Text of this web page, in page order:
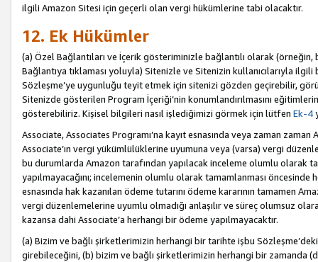
ilgili Amazon Sitesi için geçerli olan vergi hükümlerine tabi olacaktır.
12. Ek Hükümler
(a) Özel Bağlantıları ve İçerik gösteriminizle bağlantılı olarak
Bağlantıya tıklaması yoluyla) Sitenizle ve Sitenizin kullanıcılarıyla
Sözleşme’ye uygunluğu teyit etmek için sitenizi gözden geçirebilir,
Sitenizde gösterilen Program İçeriği’nin konumlandırılmasını
gösterebiliriz. Kişisel bilgileri nasıl işlediğimizi görmek için lütfen Ek-4
Associate, Associates Programı’na kayıt esnasında veya zaman
Associate’ın vergi yükümlülüklerine uyumuna veya (varsa) vergi
bu durumlarda Amazon tarafından yapılacak inceleme olumlu olarak
yapılmayacağını; incelemenin olumlu olarak tamamlanması
esnasında hak kazanılan ödeme tutarını ödeme kararının tamamen
vergi düzenlemelerine uyumlu olmadığı anlaşılır ve süreç olumsuz
kazansa dahi Associate’a herhangi bir ödeme yapılmayacaktır.
(a) Bizim ve bağlı şirketlerimizin herhangi bir tarihte işbu
girebileceğini, (b) bizim ve bağlı şirketlerimizin herhangi bir zamanda